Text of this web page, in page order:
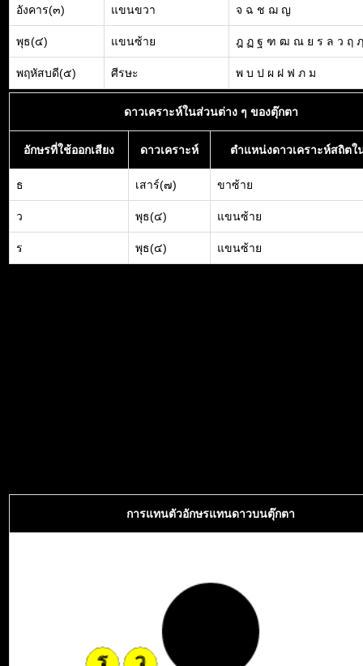
อังคาร(๓) แขนขวา จ ฉ ช ฌ ญ
พุธ(๔) แขนซ้าย ฎ ฏ ฐ ฑ ฒ ณ ย ร ล ว ฤ ฦ
พฤหัสบดี(๕) ศีรษะ พ บ ป ผ ฝ ฟ ภ ม
ดาวเคราะห์ในส่วนต่าง ๆ ของตุ๊กตา
อักษรที่ใช้ออกเสียง ดาวเคราะห์ ตำแหน่งดาวเคราะห์สถิตใ
ธ เสาร์(๗) ขาซ้าย
ว พุธ(๔) แขนซ้าย
ร พุธ(๔) แขนซ้าย
การแทนตัวอักษรแทนดาวบนตุ๊กตา